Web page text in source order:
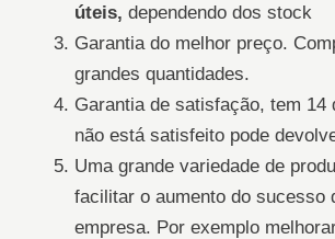
úteis, dependendo dos stock
Garantia do melhor preço.
grandes quantidades.
Garantia de satisfação, tem 14
não está satisfeito pode
Uma grande variedade de
facilitar o aumento do sucesso
empresa. Por exemplo